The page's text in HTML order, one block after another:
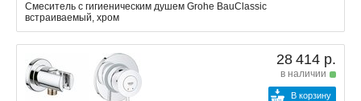
Смеситель с гигиеническим душем Grohe BauClassic
встраиваемый, хром
28 414 р.
в наличии
В корзину